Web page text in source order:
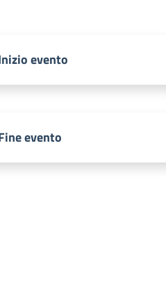
evento
evento